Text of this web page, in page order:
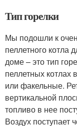
Тип горелки
Мы подошли к
пеллетного котла
доме – это тип
пеллетных котлах
или факельные.
вертикальной
топливо в нее
Воздух